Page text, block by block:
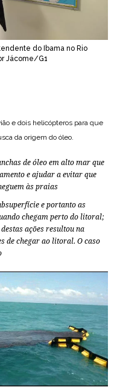
do Ibama no Rio
Jácome/G1
e dois helicópteros para que
da origem do óleo.
de óleo em alto mar que
e ajudar a evitar que
às praias
e portanto as
chegam perto do litoral;
ações resultou na
de chegar ao litoral. O caso